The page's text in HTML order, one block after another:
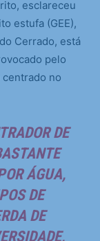
esclareceu
estufa (GEE),
Cerrado, está
pelo
no
DE
ÁGUA,
DE
DE